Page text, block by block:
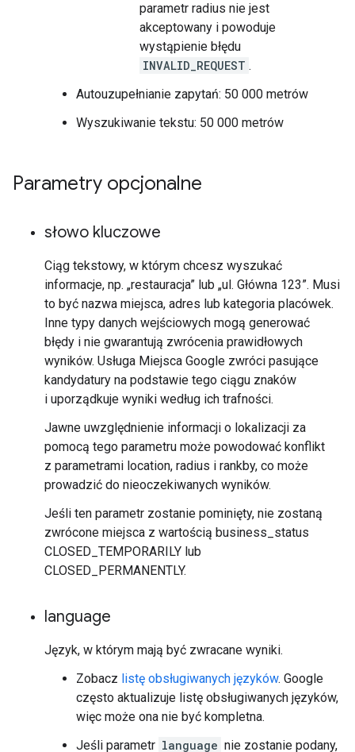
parametr radius nie jest
akceptowany i powoduje
wystąpienie błędu
INVALID_REQUEST .
Autouzupełnianie zapytań: 50 000 metrów
Wyszukiwanie tekstu: 50 000 metrów
Parametry opcjonalne
słowo kluczowe
Ciąg tekstowy, w którym chcesz wyszukać
informacje, np. „restauracja” lub „ul. Główna 123”. Musi
to być nazwa miejsca, adres lub kategoria placówek.
Inne typy danych wejściowych mogą generować
błędy i nie gwarantują zwrócenia prawidłowych
wyników. Usługa Miejsca Google zwróci pasujące
kandydatury na podstawie tego ciągu znaków
i uporządkuje wyniki według ich trafności.
Jawne uwzględnienie informacji o lokalizacji za
pomocą tego parametru może powodować konflikt
z parametrami location, radius i rankby, co może
prowadzić do nieoczekiwanych wyników.
Jeśli ten parametr zostanie pominięty, nie zostaną
zwrócone miejsca z wartością business_status
CLOSED_TEMPORARILY lub
CLOSED_PERMANENTLY.
language
Język, w którym mają być zwracane wyniki.
Zobacz listę obsługiwanych języków. Google
często aktualizuje listę obsługiwanych języków,
więc może ona nie być kompletna.
Jeśli parametr language nie zostanie podany,